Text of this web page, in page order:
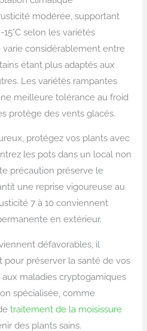
modérée, supportant
15°C selon les variétés
varie considérablement entre
étant plus adaptés aux
Les variétés rampantes
meilleure tolérance au froid
protège des vents glacés.
protégez vos plants avec
les pots dans un local non
précaution préserve le
une reprise vigoureuse au
7 à 10 conviennent
en extérieur.
défavorables, il
pour préserver la santé de vos
maladies cryptogamiques
spécialisée, comme
traitement de la moisissure
des plants sains.